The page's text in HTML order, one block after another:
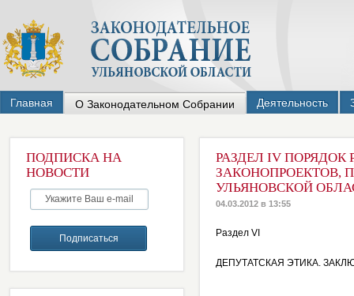
Главная О Законодательном Собрании Деятельность
ПОДПИСКА НА
НОВОСТИ
РАЗДЕЛ IV
ЗАКОНОПРОЕКТОВ,
УЛЬЯНОВСКОЙ
04.03.2012 в 13:55
Раздел VI
ДЕПУТАТСКАЯ ЭТИКА.